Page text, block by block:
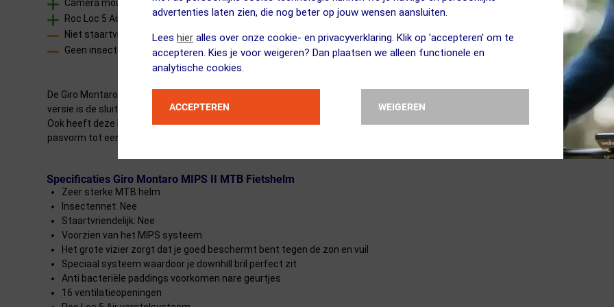
advertenties laten zien, die nog beter op jouw wensen aansluiten.
Lees hier alles over onze cookie- en privacyverklaring. Klik op 'accepteren' om te
accepteren. Kies je voor weigeren? Dan plaatsen we alleen functionele en
analytische cookies.
ACCEPTEREN WEIGEREN
Camera mount integration voor actiecamera
Roc Loc 5 Air verstelsysteem voor perfecte pasvorm
Niet staartvriendelijk
Geen insectennet
De Giro Montaro MIPS II MTB Fietshelm is zeer sterk en is voorzien van het speciale MIPS Systeem dat schokken perfect
versie is de sluiting verbeterd naar het Roc Loc 5 Air systeem. Deze helm is perfect voor het mountainbiken en voorzien van
Ook heeft deze helm een speciaal systeem voor je downhill bril. Verkrijgbaar in mooie kleuren waardoor je altijd goed opvalt! Het
pasvorm tot een kleine moeite. Zo ben je altijd verzekerd van de juiste pasvorm.
Specificaties Giro Montaro MIPS II MTB Fietshelm
Zeer sterke MTB helm
Insectennet: Nee
Staartvriendelijk: Nee
Voorzien van het MIPS systeem
Het grote vizier zorgt dat je goed beschermt bent tegen de zon en vuil
Speciaal systeem waardoor je downhill bril perfect zit
Anti bacteriële paddings voorkomen nare geurtjes
16 ventilatieopeningen